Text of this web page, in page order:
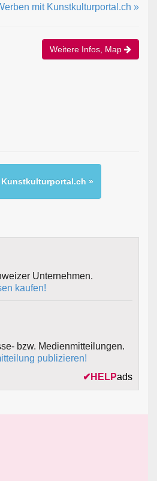
mit Kunstkulturportal.ch »
Weitere Infos, Map
Kunstkulturportal.ch »
Unternehmen.
kaufen!
bzw. Medienmitteilungen.
publizieren!
✔ HELPads